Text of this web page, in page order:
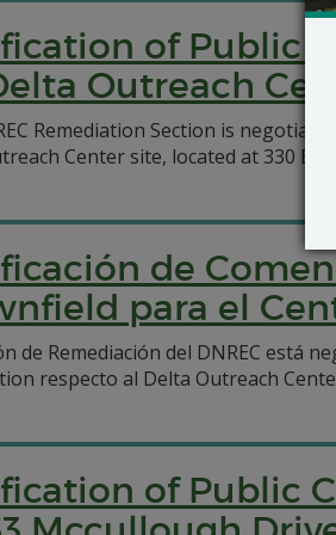
of Public
Outreach
Remediation Section is
Center site, located at 330 E.
de
para el
de Remediación del DNREC está
respecto al Delta Outreach
of Public